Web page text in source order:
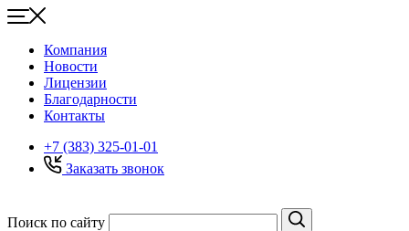
Компания
Новости
Лицензии
Благодарности
Контакты
+7 (383) 325-01-01
Заказать звонок
Поиск по сайту